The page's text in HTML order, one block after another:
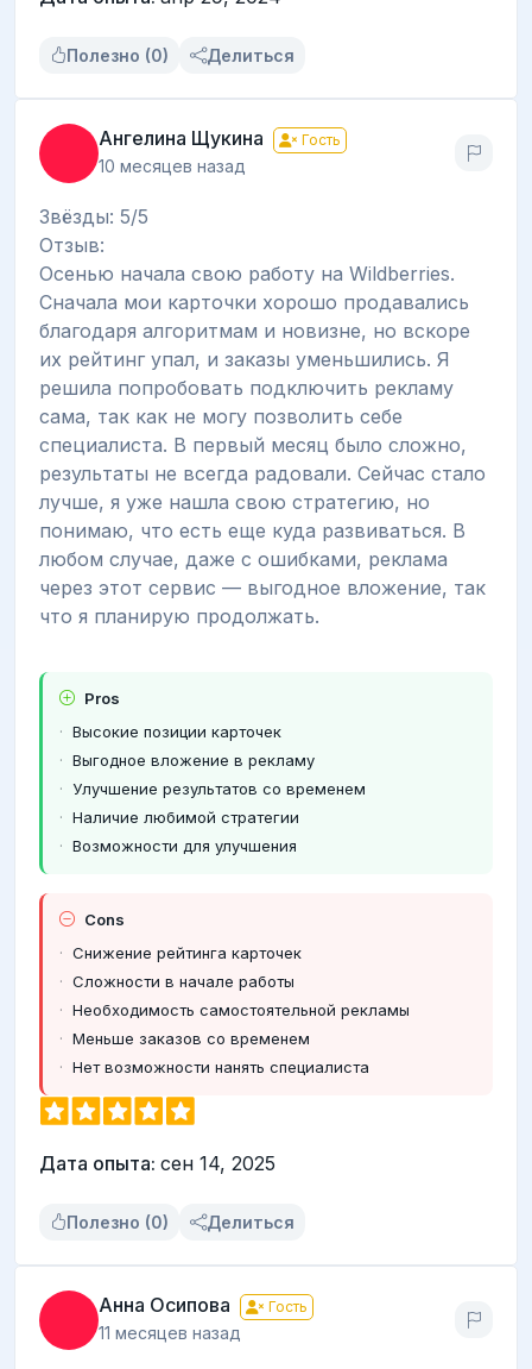
Полезно (0) Делиться
Ангелина Щукина Гость
10 месяцев назад
Звёзды: 5/5
Отзыв:
Осенью начала свою работу на Wildberries.
Сначала мои карточки хорошо продавались
благодаря алгоритмам и новизне, но вскоре
их рейтинг упал, и заказы уменьшились. Я
решила попробовать подключить рекламу
сама, так как не могу позволить себе
специалиста. В первый месяц было сложно,
результаты не всегда радовали. Сейчас стало
лучше, я уже нашла свою стратегию, но
понимаю, что есть еще куда развиваться. В
любом случае, даже с ошибками, реклама
через этот сервис — выгодное вложение, так
что я планирую продолжать.
Pros
Высокие позиции карточек
Выгодное вложение в рекламу
Улучшение результатов со временем
Наличие любимой стратегии
Возможности для улучшения
Cons
Снижение рейтинга карточек
Сложности в начале работы
Необходимость самостоятельной рекламы
Меньше заказов со временем
Нет возможности нанять специалиста
Дата опыта: сен 14, 2025
Полезно (0) Делиться
Анна Осипова Гость
11 месяцев назад